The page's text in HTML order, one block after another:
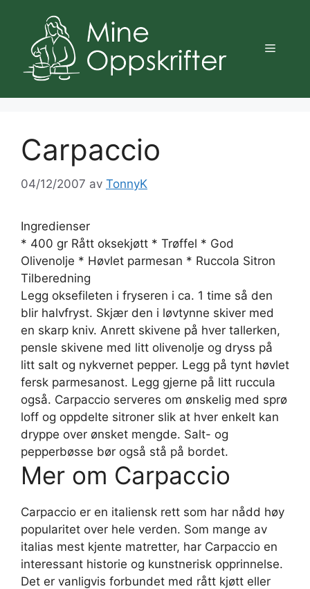
innhold
Meny
Carpaccio
04/12/2007 av TonnyK
Ingredienser
* 400 gr Rått oksekjøtt * Trøffel * God
Olivenolje * Høvlet parmesan * Ruccola Sitron
Tilberedning
Legg oksefileten i fryseren i ca. 1 time så den
blir halvfryst. Skjær den i løvtynne skiver med
en skarp kniv. Anrett skivene på hver tallerken,
pensle skivene med litt olivenolje og dryss på
litt salt og nykvernet pepper. Legg på tynt høvlet
fersk parmesanost. Legg gjerne på litt ruccula
også. Carpaccio serveres om ønskelig med sprø
loff og oppdelte sitroner slik at hver enkelt kan
dryppe over ønsket mengde. Salt- og
pepperbøsse bør også stå på bordet.
Mer om Carpaccio
Carpaccio er en italiensk rett som har nådd høy
popularitet over hele verden. Som mange av
italias mest kjente matretter, har Carpaccio en
interessant historie og kunstnerisk opprinnelse.
Det er vanligvis forbundet med rått kjøtt eller